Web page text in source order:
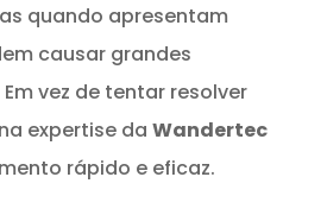
quando apresentam
causar grandes
vez de tentar resolver
expertise da Wandertec
rápido e eficaz.